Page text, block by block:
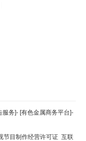
服务]- [有色金属商务平台]-
节目制作经营许可证 互联